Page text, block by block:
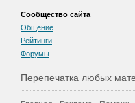
Сообщество сайта
Общение
Рейтинги
Форумы
Перепечатка любых